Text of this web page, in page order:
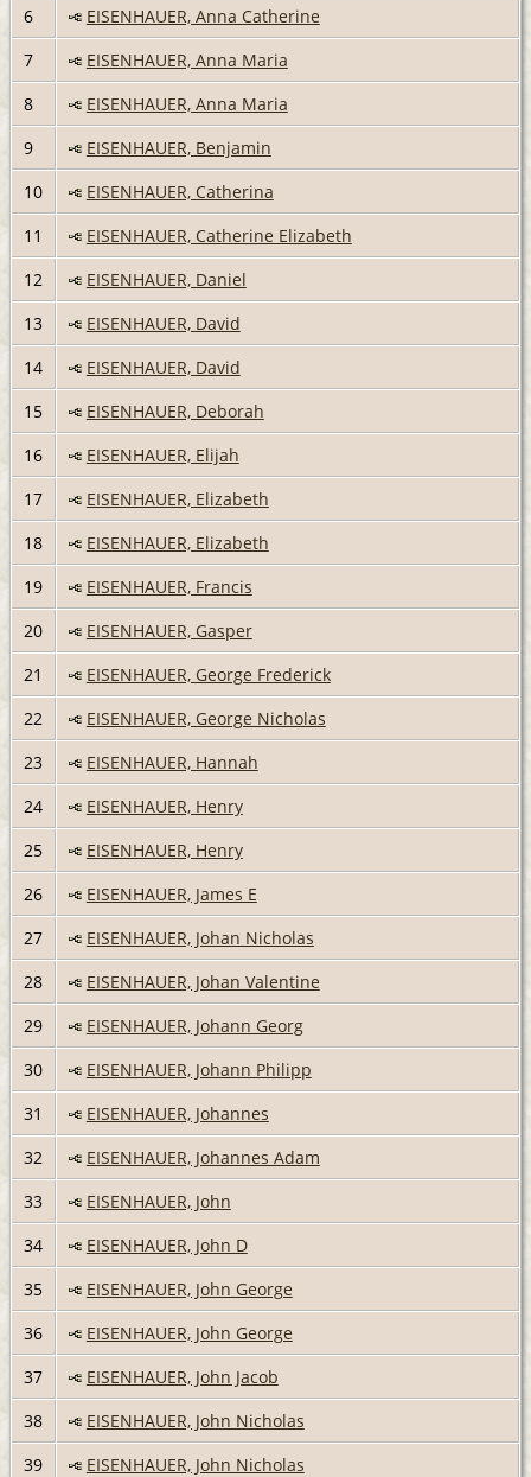
6
EISENHAUER, Anna Catherine
7
EISENHAUER, Anna Maria
8
EISENHAUER, Anna Maria
9
EISENHAUER, Benjamin
10
EISENHAUER, Catherina
11
EISENHAUER, Catherine Elizabeth
12
EISENHAUER, Daniel
13
EISENHAUER, David
14
EISENHAUER, David
15
EISENHAUER, Deborah
16
EISENHAUER, Elijah
17
EISENHAUER, Elizabeth
18
EISENHAUER, Elizabeth
19
EISENHAUER, Francis
20
EISENHAUER, Gasper
21
EISENHAUER, George Frederick
22
EISENHAUER, George Nicholas
23
EISENHAUER, Hannah
24
EISENHAUER, Henry
25
EISENHAUER, Henry
26
EISENHAUER, James E
27
EISENHAUER, Johan Nicholas
28
EISENHAUER, Johan Valentine
29
EISENHAUER, Johann Georg
30
EISENHAUER, Johann Philipp
31
EISENHAUER, Johannes
32
EISENHAUER, Johannes Adam
33
EISENHAUER, John
34
EISENHAUER, John D
35
EISENHAUER, John George
36
EISENHAUER, John George
37
EISENHAUER, John Jacob
38
EISENHAUER, John Nicholas
39
EISENHAUER, John Nicholas